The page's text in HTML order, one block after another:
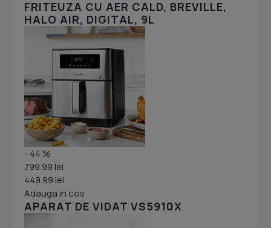
FRITEUZA CU AER CALD, BREVILLE,
HALO AIR, DIGITAL, 9L
- 44 %
799.99 lei
449.99 lei
Adauga in cos
APARAT DE VIDAT VS5910X